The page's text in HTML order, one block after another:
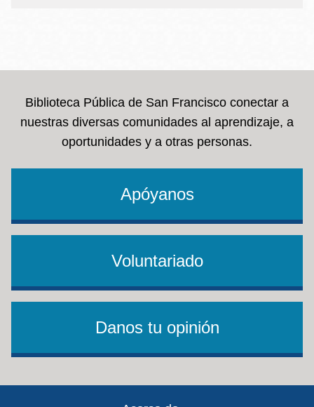
Biblioteca Pública de San Francisco conectar a
nuestras diversas comunidades al aprendizaje, a
oportunidades y a otras personas.
Apóyanos
Voluntariado
Danos tu opinión